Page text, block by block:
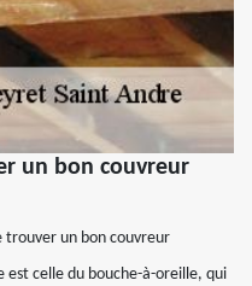
un bon couvreur
trouver un bon couvreur
celle du bouche-à-oreille, qui